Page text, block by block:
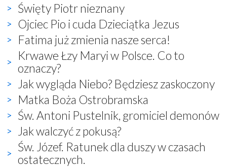
Święty Piotr nieznany
Ojciec Pio i cuda Dzieciątka Jezus
Fatima już zmienia nasze serca!
Krwawe Łzy Maryi w Polsce. Co to
oznaczy?
Jak wygląda Niebo? Będziesz zaskoczony
Matka Boża Ostrobramska
Św. Antoni Pustelnik, gromiciel demonów
Jak walczyć z pokusą?
Św. Józef. Ratunek dla duszy w czasach
ostatecznych.